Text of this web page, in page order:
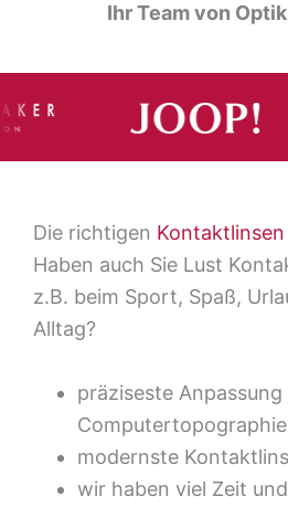
Ihr Team von
Die richtigen Kontaktlinsen
Haben auch Sie Lust
z.B. beim Sport, Spaß,
Alltag?
präziseste
Computertopographie
modernste
wir haben viel Zeit